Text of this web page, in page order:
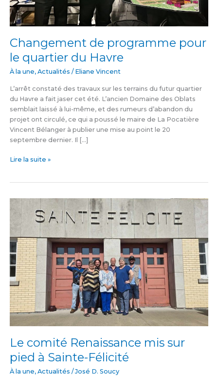
Changement de programme pour
le quartier du Havre
À la une, Actualités / Eliane Vincent
L’arrêt constaté des travaux sur les terrains du futur quartier
du Havre a fait jaser cet été. L’ancien Domaine des Oblats
semblait laissé à lui-même, et des rumeurs d’abandon du
projet ont circulé, ce qui a poussé le maire de La Pocatière
Vincent Bélanger à publier une mise au point le 20
septembre dernier. Il […]
Lire la suite »
Le comité Renaissance mis sur
pied à Sainte-Félicité
À la une, Actualités /José D. Soucy
comité
Renaissance
sur
pied
à
Sainte-
Félicité